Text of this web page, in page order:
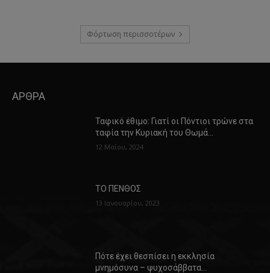
Φόρτωση περισσοτέρων
ΑΡΘΡΑ
Ταφικό έθιμο: Γιατί οι Πόντιοι τρώνε στα
ταφία την Κυριακή του Θωμά…
12 Μαΐου, 2024
ΤΟ ΠΕΝΘΟΣ
13 Ιανουαρίου, 2023
Πότε έχει θεσπίσει η εκκλησία
μνημόσυνα – ψυχοσάββατα…